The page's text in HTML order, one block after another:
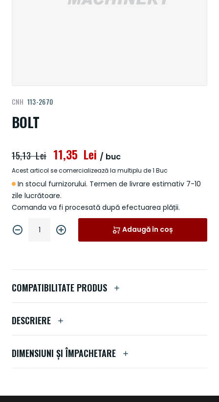
BOLT
CNH 113-2670
In stocul furnizorului. Termen de livrare estimativ 7-10
zile lucrătoare.
Comanda va fi procesată după efectuarea plății.
11,35 Lei
15,13 Lei / buc
Acest articol se comercializează la multiplu de 1 Buc
Adaugă în coș
la
începutul
galeriei
imagini
COMPATIBILITATE PRODUS
DESCRIERE
DIMENSIUNI ȘI ÎMPACHETARE